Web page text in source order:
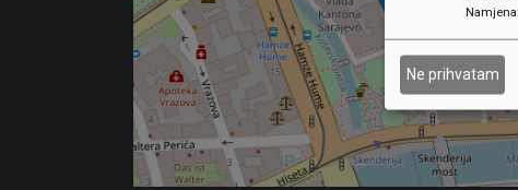
Namjena:
Ne prihvatam